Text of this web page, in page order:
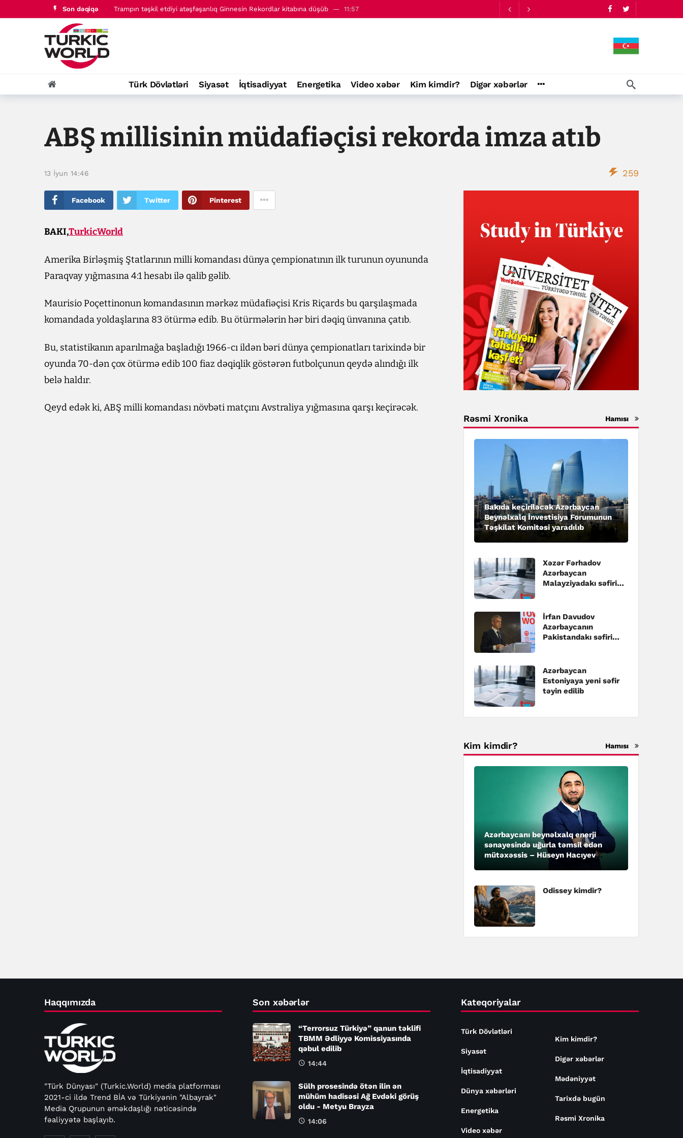
Son dəqiqə Trampın təşkil etdiyi atəşfəşanlıq Ginnesin Rekordlar kitabına düşüb 11:57
Türk Dövlətləri Siyasət İqtisadiyyat Energetika Video xəbər Kim kimdir? Digər xəbərlər
ABŞ millisinin müdafiəçisi rekorda imza atıb
13 İyun 14:46 259
Facebook Twitter Pinterest
BAKI,TurkicWorld
​Amerika Birləşmiş Ştatlarının milli komandası dünya çempionatının ilk turunun oyununda
Paraqvay yığmasına 4:1 hesabı ilə qalib gəlib.
Maurisio Poçettinonun komandasının mərkəz müdafiəçisi Kris Riçards bu qarşılaşmada
komandada yoldaşlarına 83 ötürmə edib. ​Bu ötürmələrin hər biri dəqiq ünvanına çatıb.
​Bu, statistikanın aparılmağa başladığı 1966-cı ildən bəri dünya çempionatları tarixində bir
oyunda 70-dən çox ötürmə edib 100 fiaz dəqiqlik göstərən futbolçunun qeydə alındığı ilk
belə haldır.
Qeyd edək ki, ​ABŞ milli komandası növbəti matçını Avstraliya yığmasına qarşı keçirəcək.
Rəsmi Xronika Hamısı
Bakıda keçiriləcək Azərbaycan
Beynəlxalq İnvestisiya Forumunun
Təşkilat Komitəsi yaradılıb
Xəzər Fərhadov
Azərbaycan
Malayziyadakı səfiri
İrfan Davudov
Azərbaycanın
Pakistandakı səfiri
Azərbaycan
Estoniyaya yeni səfir
təyin edilib
Kim kimdir? Hamısı
Azərbaycanı beynəlxalq enerji
sənayesində uğurla təmsil edən
mütəxəssis – Hüseyn Hacıyev
Odissey kimdir?
Haqqımızda
"Türk Dünyası" (Turkic.World) media platforması
2021-ci ildə Trend BİA və Türkiyənin "Albayrak"
Media Qrupunun əməkdaşlığı nəticəsində
fəaliyyətə başlayıb.
Son xəbərlər
“Terrorsuz Türkiyə” qanun təklifi
TBMM Ədliyyə Komissiyasında
qəbul edilib
14:44
Sülh prosesində ötən ilin ən
mühüm hadisəsi Ağ Evdəki görüş
oldu - Metyu Brayza
14:06
Kateqoriyalar
Türk Dövlətləri
Siyasət
İqtisadiyyat
Dünya xəbərləri
Energetika
Video xəbər
Kim kimdir?
Digər xəbərlər
Mədəniyyət
Tarixdə bugün
Rəsmi Xronika